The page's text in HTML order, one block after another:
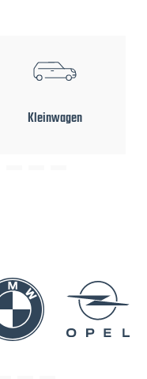
Kleinwagen